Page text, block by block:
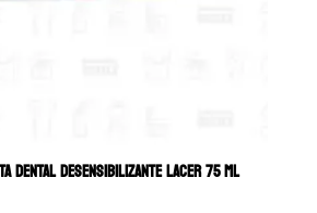
DENTAL DESENSIBILIZANTE LACER 75 ML